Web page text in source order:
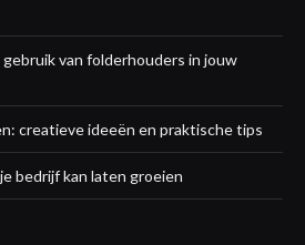
van folderhouders in jouw
creatieve ideeën en praktische tips
bedrijf kan laten groeien